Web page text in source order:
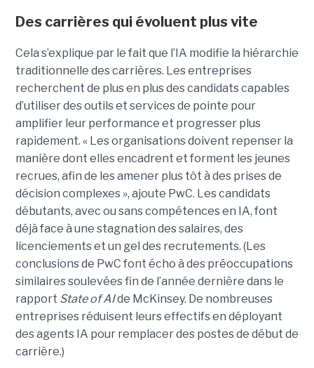
Des carrières qui évoluent plus vite
Cela s’explique par le fait que l’IA modifie la hiérarchie
traditionnelle des carrières. Les entreprises
recherchent de plus en plus des candidats capables
d’utiliser des outils et services de pointe pour
amplifier leur performance et progresser plus
rapidement. « Les organisations doivent repenser la
manière dont elles encadrent et forment les jeunes
recrues, afin de les amener plus tôt à des prises de
décision complexes », ajoute PwC. Les candidats
débutants, avec ou sans compétences en IA, font
déjà face à une stagnation des salaires, des
licenciements et un gel des recrutements. (Les
conclusions de PwC font écho à des préoccupations
similaires soulevées fin de l’année dernière dans le
rapport State of AIde McKinsey. De nombreuses
entreprises réduisent leurs effectifs en déployant
des agents IA pour remplacer des postes de début de
carrière.)